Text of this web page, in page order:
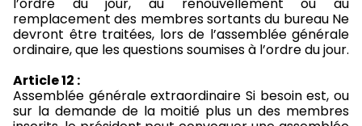
remplacement des membres sortants du bureau Ne
devront être traitées, lors de l’assemblée générale
ordinaire, que les questions soumises à l’ordre du jour.
Article 12 :
Assemblée générale extraordinaire Si besoin est, ou
sur la demande de la moitié plus un des membres